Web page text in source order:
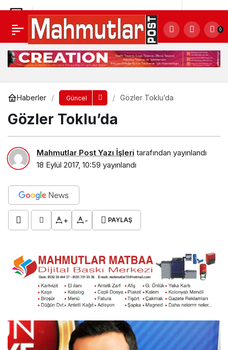
0
Haberler Güncel Gözler Toklu’da
Gözler Toklu’da
Mahmutlar Post Yazı İşleri tarafından yayınlandı
18 Eylül 2017, 10:59 yayınlandı
+ - PAYLAŞ
Gözler Toklu’da Yorum Yap